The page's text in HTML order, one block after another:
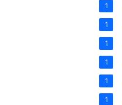
1
1
1
1
1
1